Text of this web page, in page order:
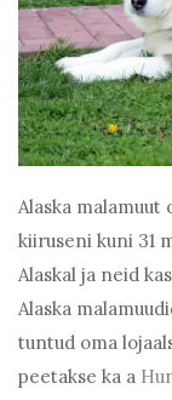
Alaska malamuut
kiiruseni kuni 31
Alaskal ja neid
Alaska
tuntud oma
peetakse ka a